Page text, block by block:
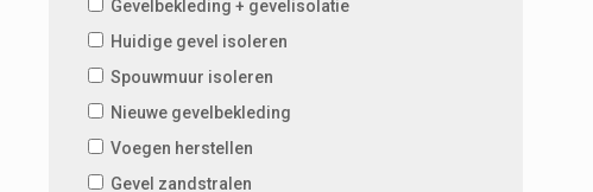
Gevelbekleding + gevelisolatie
Huidige gevel isoleren
Spouwmuur isoleren
Nieuwe gevelbekleding
Voegen herstellen
Gevel zandstralen